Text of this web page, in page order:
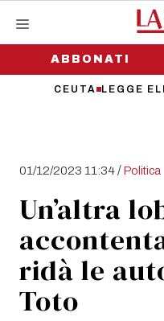
contenutoABBONATI
CEUTA LEGGE
01/12/2023 11:34/Politica
Un’altra
ridà le
Toto